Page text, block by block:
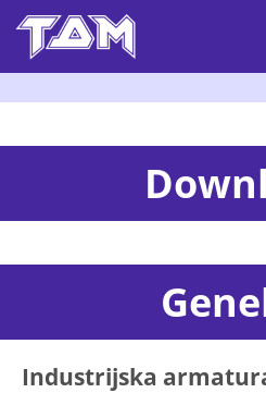
Industrijska